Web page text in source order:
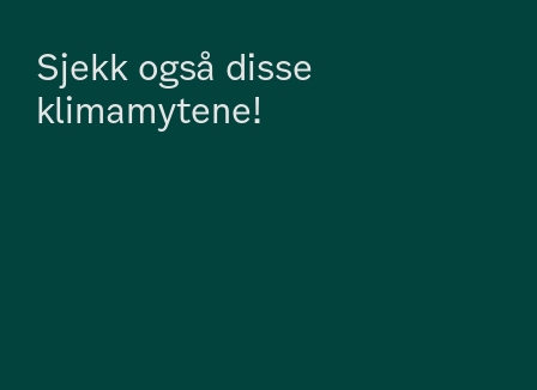
Sjekk også disse
klimamytene!